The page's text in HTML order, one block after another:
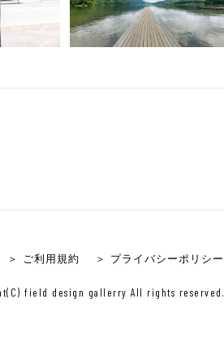
＞ ご利用規約 ＞ プライバシーポリシー
field design gallerry All rights reserved.